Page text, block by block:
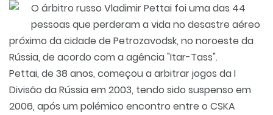
O árbitro russo Vladimir Pettai foi uma das 44
pessoas que perderam a vida no desastre aéreo
próximo da cidade de Petrozavodsk, no noroeste da
Rússia, de acordo com a agência "Itar-Tass".
Pettai, de 38 anos, começou a arbitrar jogos da I
Divisão da Rússia em 2003, tendo sido suspenso em
2006, após um polémico encontro entre o CSKA